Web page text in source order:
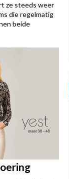
ze steeds weer
die regelmatig
beide